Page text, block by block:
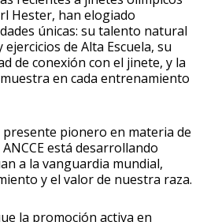
Hester, han elogiado
únicas: su talento natural
de Alta Escuela, su
de conexión con el jinete, y la
en cada entrenamiento
pionero en materia de
está desarrollando
a la vanguardia mundial,
y el valor de nuestra raza.
la promoción activa en